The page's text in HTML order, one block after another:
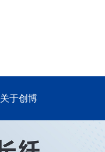
关于创博